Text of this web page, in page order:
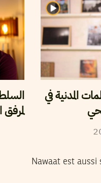
المدنية في
Nawaat est aussi